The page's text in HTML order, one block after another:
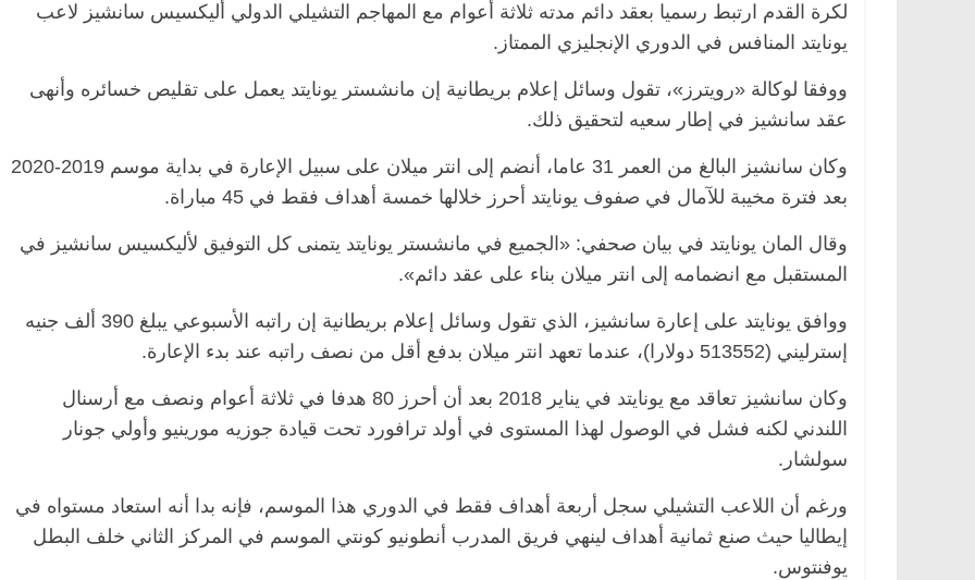
لكرة القدم ارتبط رسميا بعقد دائم مدته ثلاثة أعوام مع المهاجم التشيلي الدولي أليكسيس سانشيز لاعب
يونايتد المنافس في الدوري الإنجليزي الممتاز.
ووفقا لوكالة «رويترز»، تقول وسائل إعلام بريطانية إن مانشستر يونايتد يعمل على تقليص خسائره وأنهى
عقد سانشيز في إطار سعيه لتحقيق ذلك.
وكان سانشيز البالغ من العمر 31 عاما، أنضم إلى انتر ميلان على سبيل الإعارة في بداية موسم 2019-2020
بعد فترة مخيبة للآمال في صفوف يونايتد أحرز خلالها خمسة أهداف فقط في 45 مباراة.
وقال المان يونايتد في بيان صحفي: «الجميع في مانشستر يونايتد يتمنى كل التوفيق لأليكسيس سانشيز في
المستقبل مع انضمامه إلى انتر ميلان بناء على عقد دائم».
ووافق يونايتد على إعارة سانشيز، الذي تقول وسائل إعلام بريطانية إن راتبه الأسبوعي يبلغ 390 ألف جنيه
إسترليني (513552 دولارا)، عندما تعهد انتر ميلان بدفع أقل من نصف راتبه عند بدء الإعارة.
وكان سانشيز تعاقد مع يونايتد في يناير 2018 بعد أن أحرز 80 هدفا في ثلاثة أعوام ونصف مع أرسنال
اللندني لكنه فشل في الوصول لهذا المستوى في أولد ترافورد تحت قيادة جوزيه مورينيو وأولي جونار
سولشار.
ورغم أن اللاعب التشيلي سجل أربعة أهداف فقط في الدوري هذا الموسم، فإنه بدا أنه استعاد مستواه في
إيطاليا حيث صنع ثمانية أهداف لينهي فريق المدرب أنطونيو كونتي الموسم في المركز الثاني خلف البطل
يوفنتوس.